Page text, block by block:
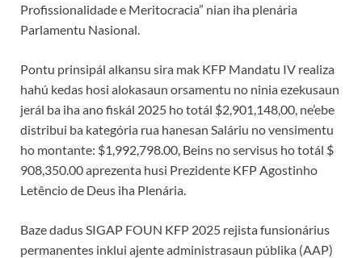
Profissionalidade e Meritocracia” nian iha plenária
Parlamentu Nasional.
Pontu prinsipál alkansu sira mak KFP Mandatu IV realiza
hahú kedas hosi alokasaun orsamentu no ninia ezekusaun
jerál ba iha ano fiskál 2025 ho totál $2,901,148,00, ne’ebe
distribui ba kategória rua hanesan Saláriu no vensimentu
ho montante: $1,992,798.00, Beins no servisus ho totál $
908,350.00 aprezenta husi Prezidente KFP Agostinho
Letêncio de Deus iha Plenária.
Baze dadus SIGAP FOUN KFP 2025 rejista funsionárius
permanentes inklui ajente administrasaun públika (AAP)